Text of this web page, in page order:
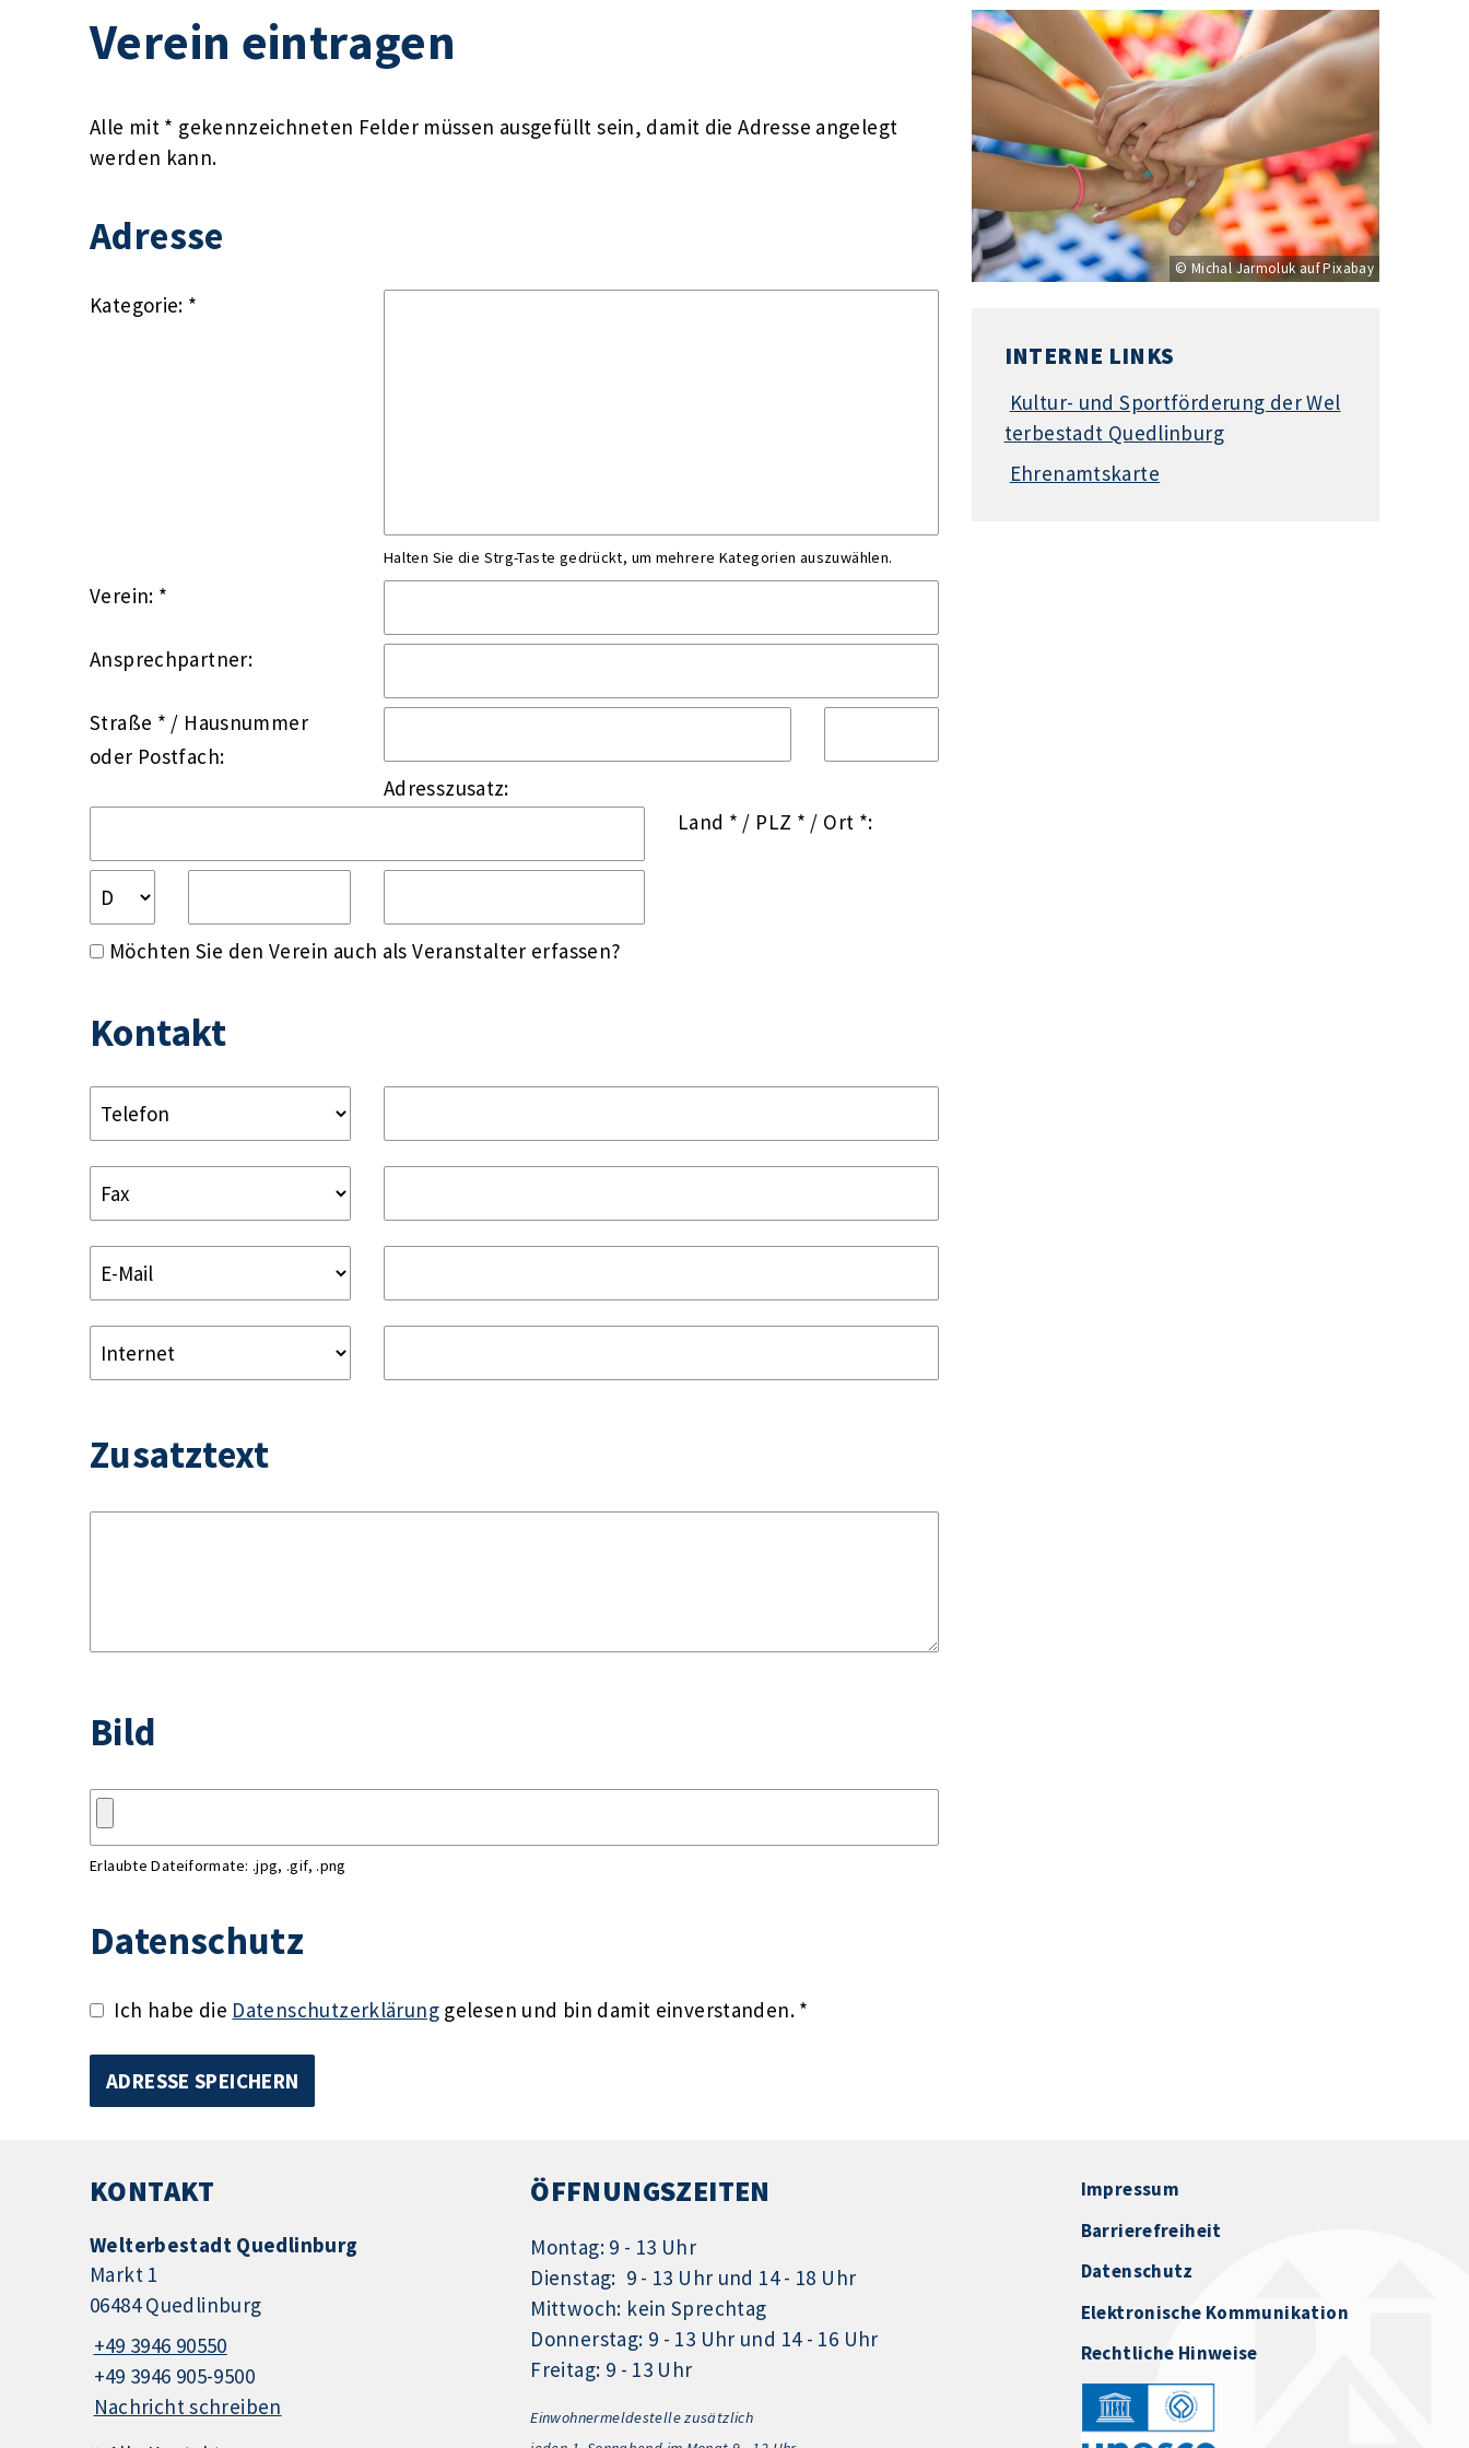
Verein eintragen
Alle mit * gekennzeichneten Felder müssen ausgefüllt sein, damit die Adresse angelegt
werden kann.
Adresse
Kategorie: *
Halten Sie die Strg-Taste gedrückt, um mehrere Kategorien auszuwählen.
Verein: *
Ansprechpartner:
Straße * / Hausnummer
oder Postfach:
Adresszusatz:
Land * / PLZ * / Ort *:
Möchten Sie den Verein auch als Veranstalter erfassen?
Kontakt
Zusatztext
Bild
Erlaubte Dateiformate: .jpg, .gif, .png
Datenschutz
Ich habe die Datenschutzerklärunggelesen und bin damit einverstanden. *
© Michal Jarmoluk auf Pixabay
INTERNE LINKS
Kultur- und Sportförderung der Wel
terbestadt Quedlinburg
Ehrenamtskarte
KONTAKT
Welterbestadt Quedlinburg
Markt 1
06484 Quedlinburg
+49 3946 90550
+49 3946 905-9500
Nachricht schreiben
ÖFFNUNGSZEITEN
Montag: 9 - 13 Uhr
Dienstag: 9 - 13 Uhr und 14 - 18 Uhr
Mittwoch: kein Sprechtag
Donnerstag: 9 - 13 Uhr und 14 - 16 Uhr
Freitag: 9 - 13 Uhr
Einwohnermeldestelle zusätzlich
Impressum
Barrierefreiheit
Datenschutz
Elektronische Kommunikation
Rechtliche Hinweise